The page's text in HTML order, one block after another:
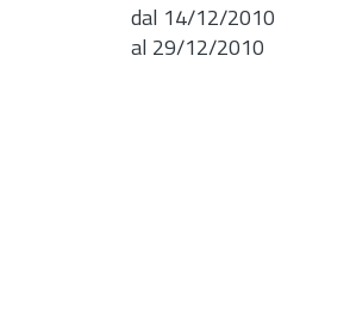
dal 14/12/2010
al 29/12/2010